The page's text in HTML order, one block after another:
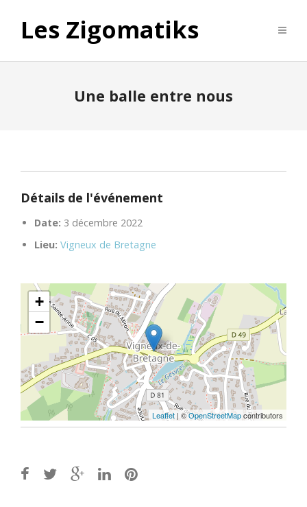
Les Zigomatiks
Une balle entre nous
Détails de l'événement
Date: 3 décembre 2022
Lieu: Vigneux de Bretagne
+
−
Leaflet | ©OpenStreetMapcontributors